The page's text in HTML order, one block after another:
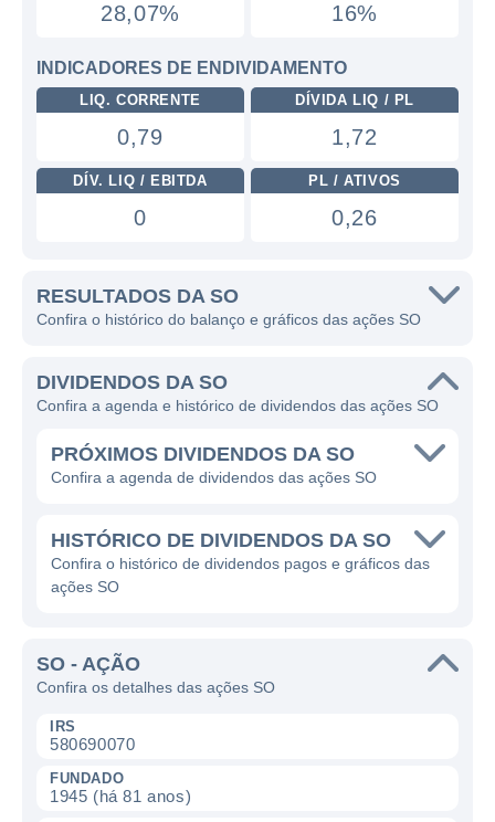
28,07% 16%
INDICADORES DE ENDIVIDAMENTO
LIQ. CORRENTE
0,79
DÍVIDA LIQ / PL
1,72
DÍV. LIQ / EBITDA
0
PL / ATIVOS
0,26
RESULTADOS DA SO
Confira o histórico do balanço e gráficos das ações SO
DIVIDENDOS DA SO
Confira a agenda e histórico de dividendos das ações SO
PRÓXIMOS DIVIDENDOS DA SO
Confira a agenda de dividendos das ações SO
HISTÓRICO DE DIVIDENDOS DA SO
Confira o histórico de dividendos pagos e gráficos das
ações SO
SO - AÇÃO
Confira os detalhes das ações SO
IRS
580690070
FUNDADO
1945 (há 81 anos)